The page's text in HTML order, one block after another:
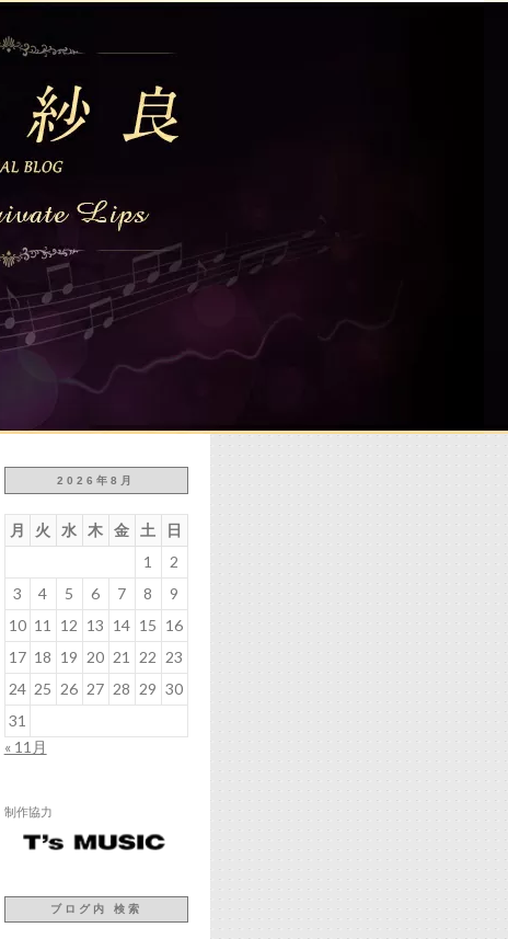
2026年8月
月 火 水 木 金 土
日
1
2
3
4 5 6 7 8
9
10 11 12 13 14 15 16
17 18 19 20 21 22 23
24 25 26 27 28 29 30
31
« 11月
制作協力
ブログ内 検索